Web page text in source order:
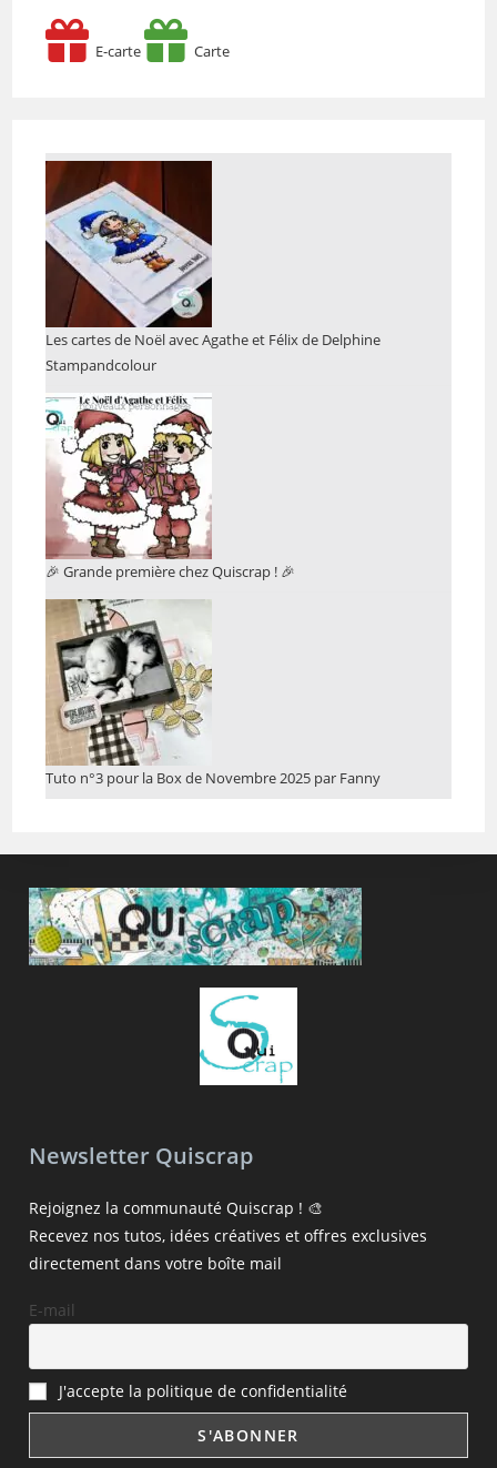
E-carte Carte
Les cartes de Noël avec Agathe et Félix de Delphine
Stampandcolour
🎉 Grande première chez Quiscrap ! 🎉
Tuto n°3 pour la Box de Novembre 2025 par Fanny
Newsletter Quiscrap
Rejoignez la communauté Quiscrap ! 🎨
Recevez nos tutos, idées créatives et offres exclusives
directement dans votre boîte mail
E-mail
J'accepte la politique de confidentialité